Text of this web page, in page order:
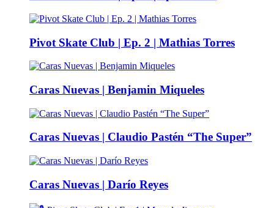
Pivot Skate Club | Ep. 2 | Mathias Torres
Caras Nuevas | Benjamin Miqueles
Caras Nuevas | Claudio Pastén “The Super”
Caras Nuevas | Darío Reyes